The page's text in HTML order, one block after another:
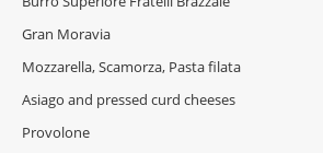
Gran Moravia
Mozzarella, Scamorza, Pasta filata
Asiago and pressed curd cheeses
Provolone